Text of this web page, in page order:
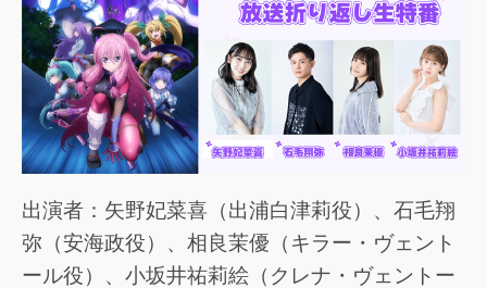
出演者：矢野妃菜喜（出浦白津莉役）、石毛翔
弥（安海政役）、相良茉優（キラー・ヴェント
ール役）、小坂井祐莉絵（クレナ・ヴェントー